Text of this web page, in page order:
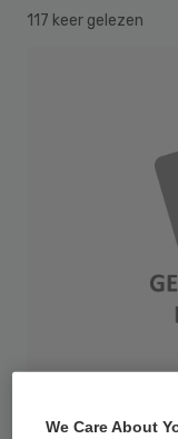
117 keer gelezen
De kans op
We Care About